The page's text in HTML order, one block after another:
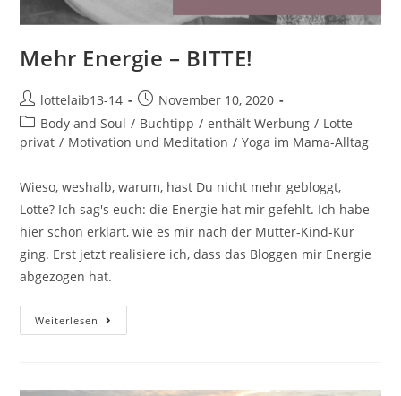
Mehr Energie – BITTE!
Beitrags-
Autor:
lottelaib13-14
Beitrag
veröffentlicht:
November 10, 2020
Beitrags-
Kategorie:
Body and Soul / Buchtipp / enthält Werbung / Lotte
privat / Motivation und Meditation / Yoga im Mama-Alltag
Wieso, weshalb, warum, hast Du nicht mehr gebloggt,
Lotte? Ich sag's euch: die Energie hat mir gefehlt. Ich habe
hier schon erklärt, wie es mir nach der Mutter-Kind-Kur
ging. Erst jetzt realisiere ich, dass das Bloggen mir Energie
abgezogen hat.
Weiterlesen Mehr
Energie